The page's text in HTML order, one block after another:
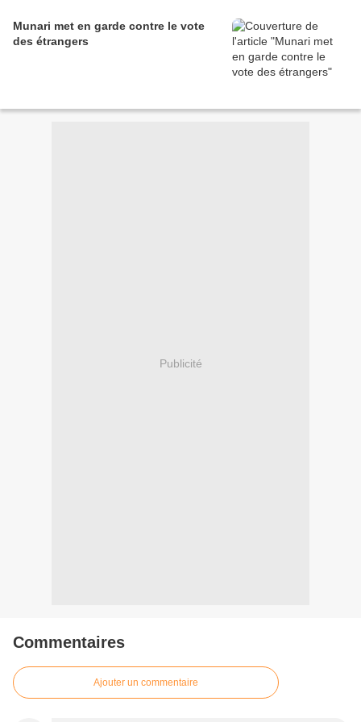
Munari met en garde contre le vote
des étrangers
Publicité
Commentaires
Ajouter un commentaire